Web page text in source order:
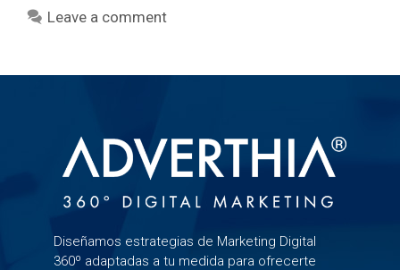
Leave a comment
Diseñamos estrategias de Marketing Digital
360º adaptadas a tu medida para ofrecerte